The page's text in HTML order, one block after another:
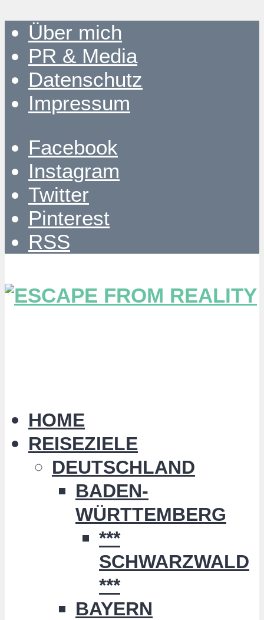
Über mich
PR & Media
Datenschutz
Impressum
Facebook
Instagram
Twitter
Pinterest
RSS
HOME
REISEZIELE
DEUTSCHLAND
BADEN-
WÜRTTEMBERG
***
SCHWARZWALD
***
BAYERN